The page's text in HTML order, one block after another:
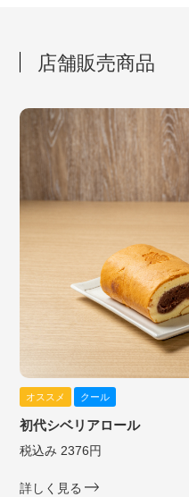
店舗販売商品
オススメ クール
初代シベリアロール
税込み 2376円
詳しく見る